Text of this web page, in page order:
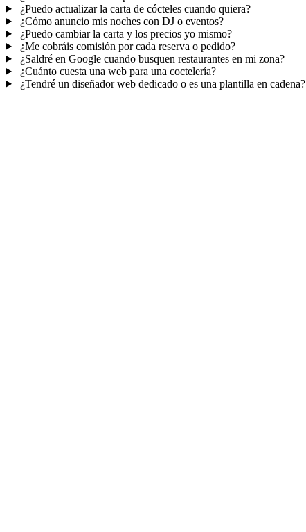
¿Puedo actualizar la carta de cócteles cuando quiera?
¿Cómo anuncio mis noches con DJ o eventos?
¿Puedo cambiar la carta y los precios yo mismo?
¿Me cobráis comisión por cada reserva o pedido?
¿Saldré en Google cuando busquen restaurantes en mi zona?
¿Cuánto cuesta una web para una coctelería?
¿Tendré un diseñador web dedicado o es una plantilla en cadena?